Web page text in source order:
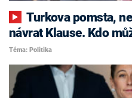
Turkova pomsta, nekonfliktní Havlíček i
návrat Klause. Kdo
Téma: Politika